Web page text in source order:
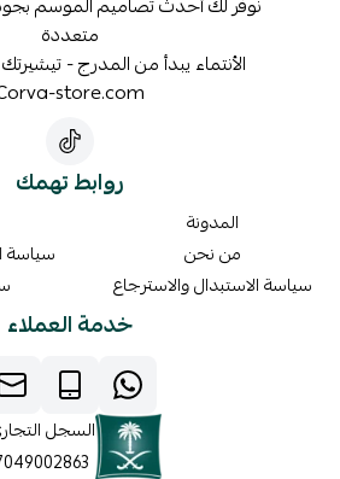
متعددة
الأنتماء يبدأ من المدرج -
store.com
روابط تهمك
المدونة
من نحن
سياسة الاستبدال والاسترجاع
سياسة
خدمة العملاء
السجل